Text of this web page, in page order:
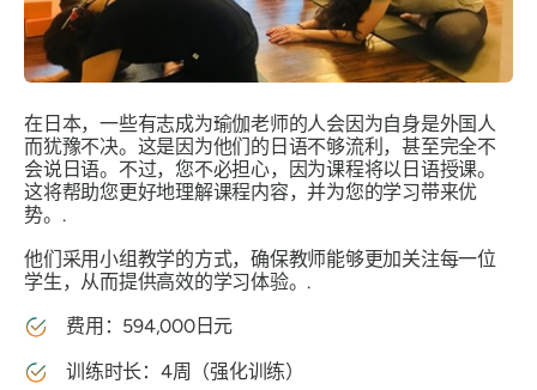
在日本，一些有志成为瑜伽老师的人会因为自身是外国人
而犹豫不决。这是因为他们的日语不够流利，甚至完全不
会说日语。不过，您不必担心，因为课程将以日语授课。
这将帮助您更好地理解课程内容，并为您的学习带来优
势。.
他们采用小组教学的方式，确保教师能够更加关注每一位
学生，从而提供高效的学习体验。.
费用：594,000日元
训练时长：4周（强化训练）